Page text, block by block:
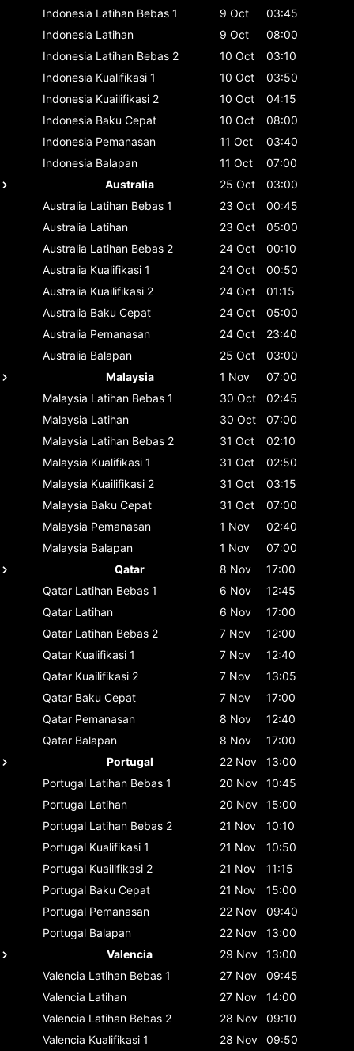
Indonesia Latihan Bebas 1 9 Oct
03:45
Indonesia Latihan 9 Oct
08:00
Indonesia Latihan Bebas 2 10 Oct
03:10
Indonesia Kualifikasi 1 10 Oct
03:50
Indonesia Kuailifikasi 2 10 Oct
04:15
Indonesia Baku Cepat 10 Oct
08:00
Indonesia Pemanasan 11 Oct
03:40
Indonesia Balapan 11 Oct
07:00
Australia
25 Oct
03:00
Australia Latihan Bebas 1 23 Oct
00:45
Australia Latihan 23 Oct
05:00
Australia Latihan Bebas 2 24 Oct
00:10
Australia Kualifikasi 1 24 Oct
00:50
Australia Kuailifikasi 2 24 Oct
01:15
Australia Baku Cepat 24 Oct
05:00
Australia Pemanasan 24 Oct
23:40
Australia Balapan 25 Oct
03:00
Malaysia
1 Nov
07:00
Malaysia Latihan Bebas 1 30 Oct
02:45
Malaysia Latihan 30 Oct
07:00
Malaysia Latihan Bebas 2 31 Oct
02:10
Malaysia Kualifikasi 1 31 Oct
02:50
Malaysia Kuailifikasi 2 31 Oct
03:15
Malaysia Baku Cepat 31 Oct
07:00
Malaysia Pemanasan 1 Nov
02:40
Malaysia Balapan 1 Nov
07:00
Qatar
8 Nov
17:00
Qatar Latihan Bebas 1 6 Nov
12:45
Qatar Latihan 6 Nov
17:00
Qatar Latihan Bebas 2 7 Nov
12:00
Qatar Kualifikasi 1 7 Nov
12:40
Qatar Kuailifikasi 2 7 Nov
13:05
Qatar Baku Cepat 7 Nov
17:00
Qatar Pemanasan 8 Nov
12:40
Qatar Balapan 8 Nov
17:00
Portugal
22 Nov
13:00
Portugal Latihan Bebas 1 20 Nov
10:45
Portugal Latihan 20 Nov
15:00
Portugal Latihan Bebas 2 21 Nov
10:10
Portugal Kualifikasi 1 21 Nov
10:50
Portugal Kuailifikasi 2 21 Nov
11:15
Portugal Baku Cepat 21 Nov
15:00
Portugal Pemanasan 22 Nov
09:40
Portugal Balapan 22 Nov
13:00
Valencia
29 Nov
13:00
Valencia Latihan Bebas 1 27 Nov
09:45
Valencia Latihan 27 Nov
14:00
Valencia Latihan Bebas 2 28 Nov
09:10
Valencia Kualifikasi 1 28 Nov 09:50